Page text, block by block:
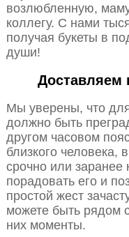
возлюбленную,
коллегу. С нами
получая букеты в
души!
Доставляем
Мы уверены, что
должно быть
другом часовом
близкого человека,
срочно или
порадовать его и
простой жест
можете быть
них моменты.